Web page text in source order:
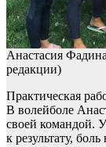
Анастасия
редакции)
Практическая
В волейболе
своей командой.
к результату,